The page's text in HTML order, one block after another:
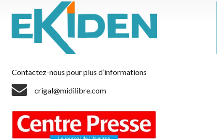
Contactez-nous pour plus d’informations
crigal@midilibre.com